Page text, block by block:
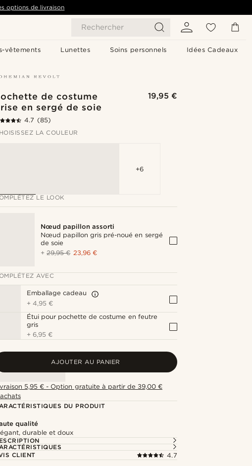
Rechercher
vêtements Lunettes Soins personnels Idées Cadeaux
options de livraison
de costume
en sergé de soie
19,95 €
4.7 (85)
LA COULEUR
+6
LE LOOK
Nœud papillon assorti
Nœud papillon gris pré-noué en sergé
de soie
+29,95 € 23,96 €
AVEC
Emballage cadeau
+4,95 €
Étui pour pochette de costume en feutre
gris
+6,95 €
AJOUTER AU PANIER
5,95 € - Option gratuite à partir de 39,00 €
DU PRODUIT
qualité
durable et doux
CLIENT
4.7